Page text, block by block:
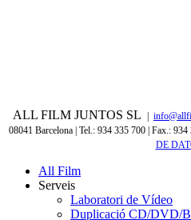
ALL FILM JUNTOS SL
08041 Barcelona | Tel.: 934 335 700 | Fax.: 934
DE
All Film
Serveis
Laboratori de Vídeo
Duplicació CD/DVD/